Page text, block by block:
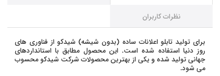
نظرات کاربران
برای تولید تابلو اعلانات ساده (بدون شیشه) شیدکو از فناوری های
روز دنیا استفاده شده است. این محصول مطابق با استانداردهای
جهانی تولید شده و یکی از بهترین محصولات شرکت شیدکو محسوب
می شود.